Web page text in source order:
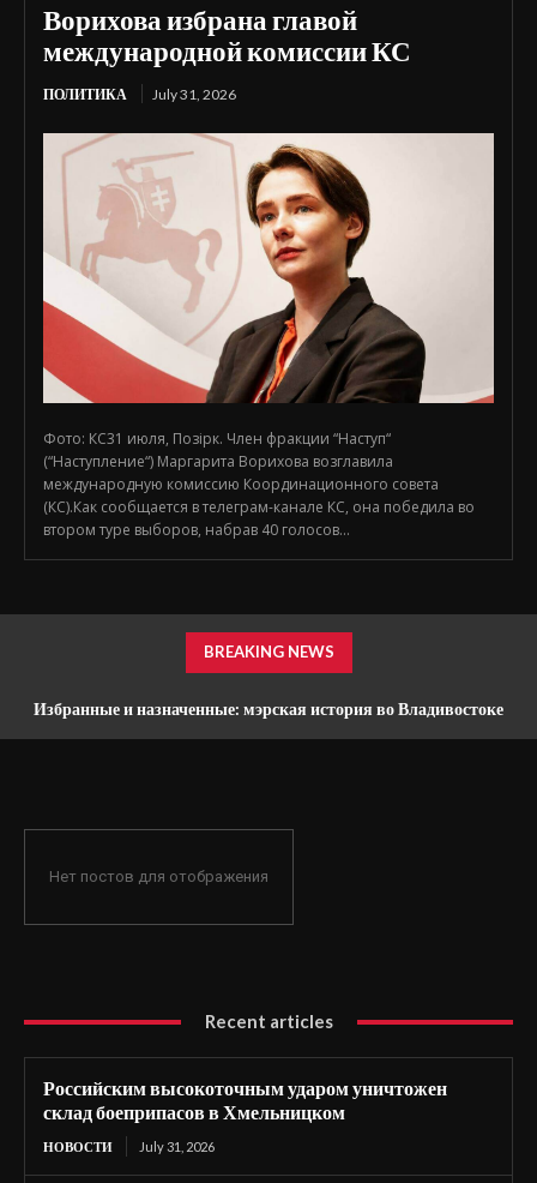
Ворихова избрана главой
международной комиссии КС
ПОЛИТИКА July 31, 2026
Фото: КС31 июля, Позірк. Член фракции “Наступ“
(“Наступление“) Маргарита Ворихова возглавила
международную комиссию Координационного совета
(КС).Как сообщается в телеграм-канале КС, она победила во
втором туре выборов, набрав 40 голосов...
BREAKING NEWS
Избранные и назначенные: мэрская история во Владивостоке
Нет постов для отображения
Recent articles
Российским высокоточным ударом уничтожен
склад боеприпасов в Хмельницком
НОВОСТИ July 31, 2026